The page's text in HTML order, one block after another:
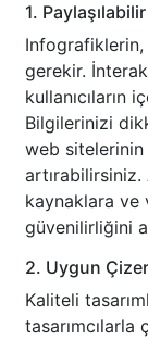
1.
Infografiklerin,
gerekir.
kullanıcıların
Bilgilerinizi
web sitelerinin
kaynaklara ve
güvenilirliğini
2. Uygun Çizer
Kaliteli